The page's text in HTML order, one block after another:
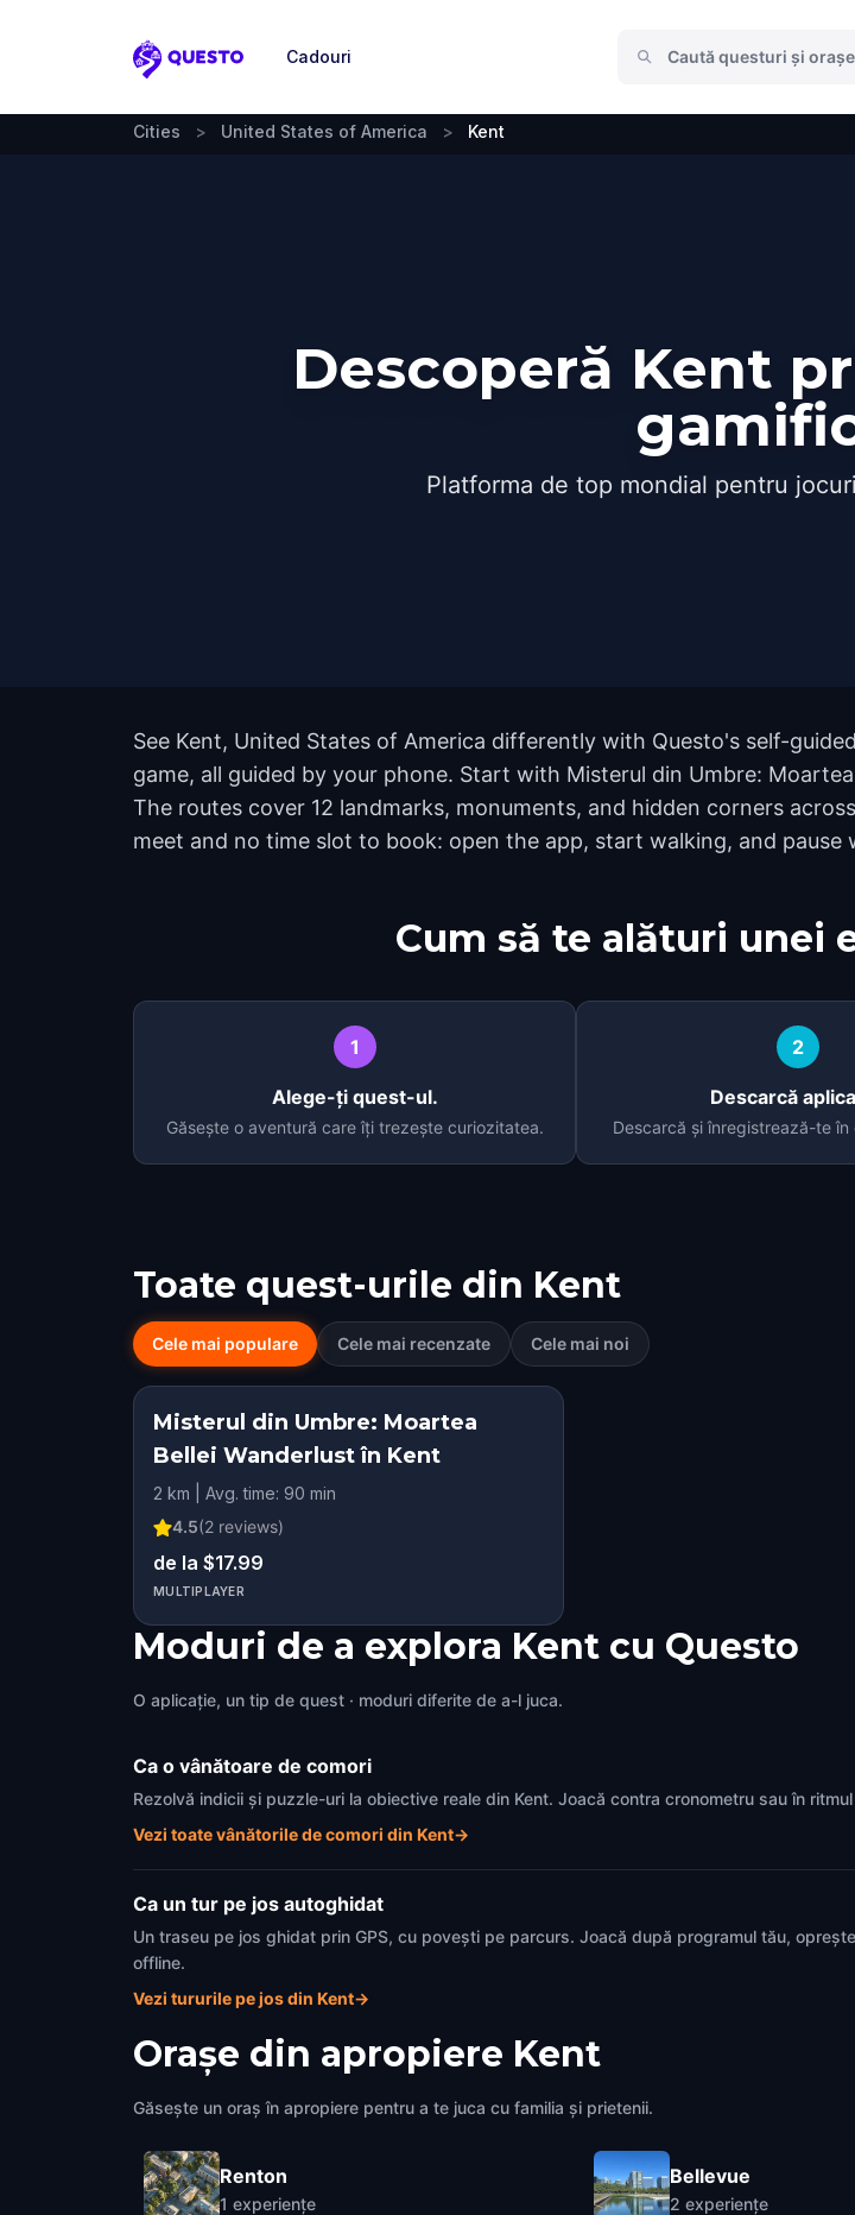
Questo
Cadouri
Cities > United States of America > Kent
Descoperă Kent
Platforma de top mondial pentru
See Kent, United States of America differently with Questo's self-
game, all guided by your phone. Start with Misterul din Umbre:
The routes cover 12 landmarks, monuments, and hidden corners
meet and no time slot to book: open the app, start walking, and pause
Cum să te alături unei
1
Alege-ți quest-ul.
Găsește o aventură care îți trezește curiozitatea.
2
Descarcă
Descarcă și înregistrează-te
Toate quest-urile din Kent
Cele mai populare Cele mai recenzate Cele mai noi
Misterul din Umbre: Moartea
Bellei Wanderlust în Kent
2 km | Avg. time: 90 min
4.5(2 reviews)
de la $17.99
MULTIPLAYER
Moduri de a explora Kent cu Questo
O aplicație, un tip de quest · moduri diferite de a-l juca.
Ca o vânătoare de comori
Rezolvă indicii și puzzle-uri la obiective reale din Kent. Joacă contra cronometru sau în
Vezi toate vânătorile de comori din Kent→
Ca un tur pe jos autoghidat
Un traseu pe jos ghidat prin GPS, cu povești pe parcurs. Joacă după programul tău,
offline.
Vezi tururile pe jos din Kent→
Orașe din apropiere Kent
Găsește un oraș în apropiere pentru a te juca cu familia și prietenii.
Renton
1 experiențe
Bellevue
2 experiențe